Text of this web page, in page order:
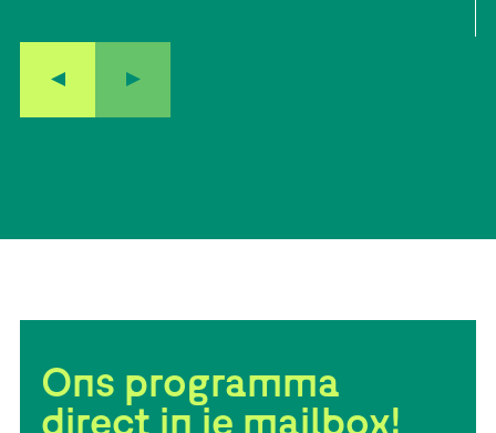
Ons programma
direct in je mailbox!